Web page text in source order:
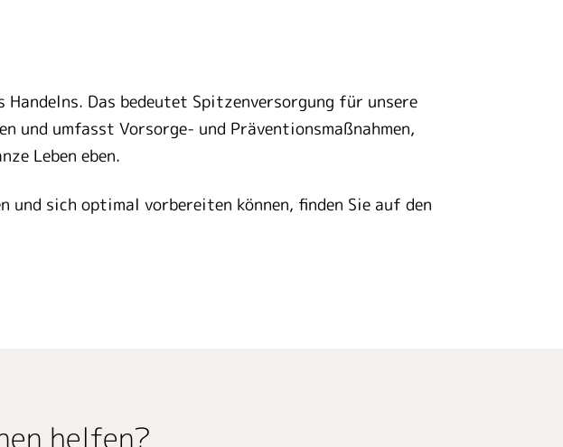
Das bedeutet Spitzenversorgung für unsere
und umfasst Vorsorge- und Präventionsmaßnahmen,
Leben eben.
sich optimal vorbereiten können, finden Sie auf den
helfen?